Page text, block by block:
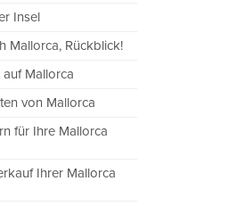
Insel
Mallorca, Rückblick!
Mallorca
von Mallorca
für Ihre Mallorca
Ihrer Mallorca